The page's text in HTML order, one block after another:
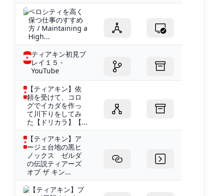
ベロシティを高く
保つ仕事のすすめ
方 / Maintaining a
High...
ティアキン初見プ
レイ１５ -
YouTube
【ティアキン】依
頼を受けて、コロ
グでイカダを作っ
て川下りをしてみ
た【ドリカラ】【...
【ティアキン】ア
ージェ台地の黒ヒ
ノックス ゼルダ
の伝説ティアーズ
オブ ザ キン...
【ティアキン】プ